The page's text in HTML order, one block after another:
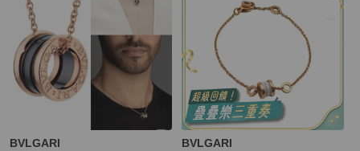
BVLGARI BVLGARI